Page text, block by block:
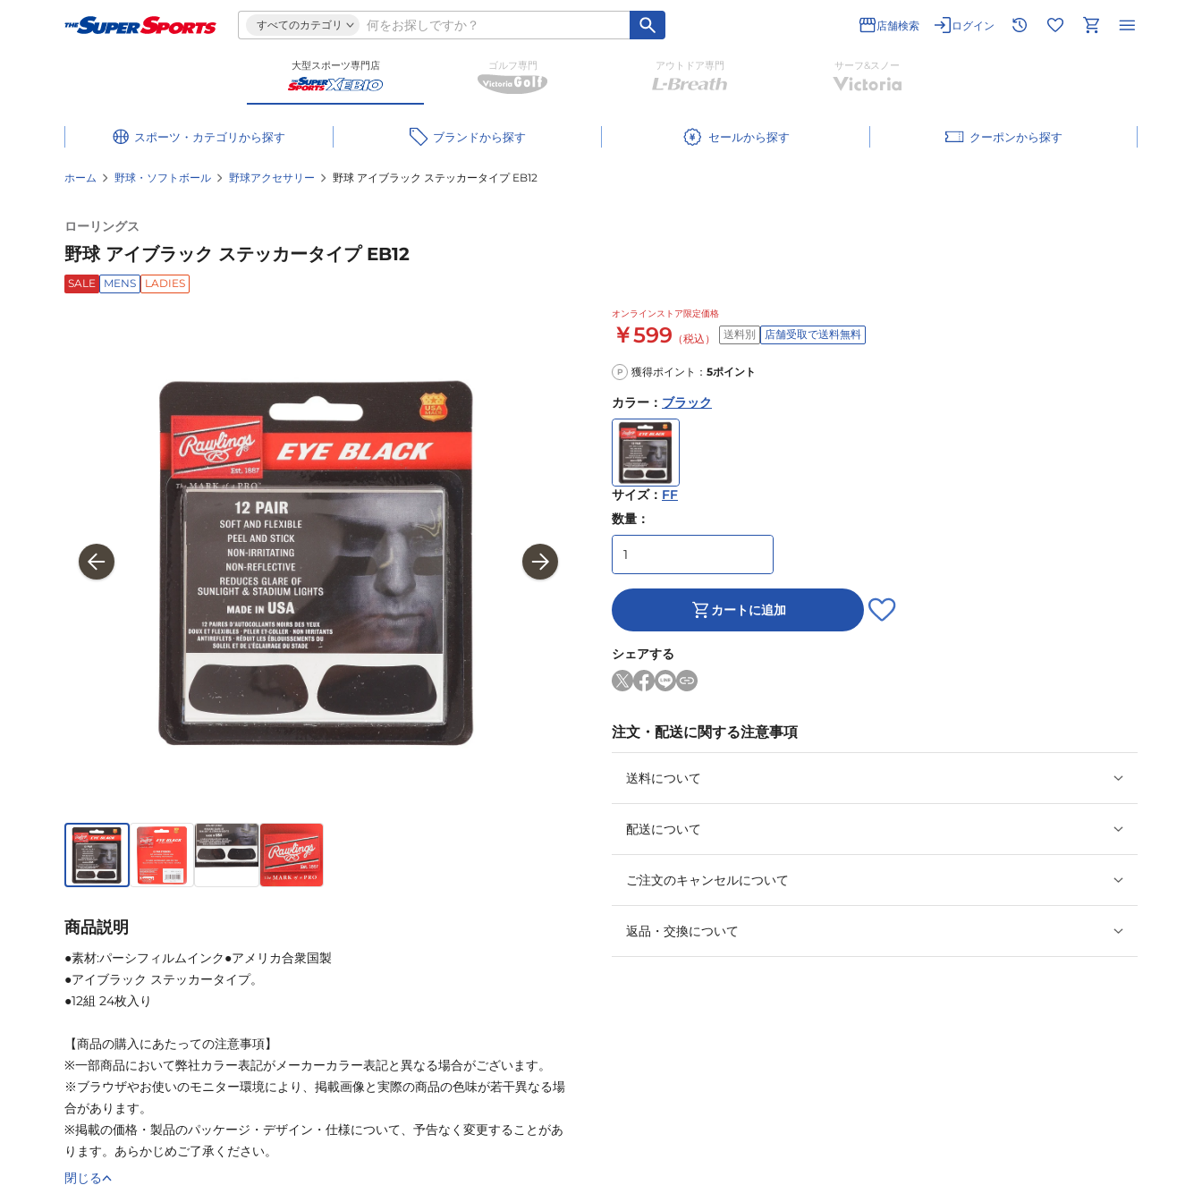
すべてのカテゴリ 店舗検索 ログイン
大型スポーツ専門店 ゴルフ専門 アウトドア専門 サーフ&スノー
スポーツ・カテゴリ ブランド セール クーポン
ホーム 野球・ソフトボール 野球アクセサリー 野球 アイブラック ステッカータイプ EB12
ローリングス
野球 アイブラック ステッカータイプ EB12
SALE MENS LADIES
オンラインストア限定価格
￥599 （税込） 送料別 店舗受取で送料無料
P 獲得ポイント： 5ポイント
カラー ： ブラック
サイズ： FF
数量：
カートに追加
シェアする
注文・配送に関する注意事項
送料について
配送について
ご注文のキャンセルについて
返品・交換について
商品説明
●素材:パーシフィルムインク●アメリカ合衆国製
●アイブラック ステッカータイプ。
●12組 24枚入り
【商品の購入にあたっての注意事項】
※一部商品において弊社カラー表記がメーカーカラー表記と異なる場合がございます。
※ブラウザやお使いのモニター環境により、掲載画像と実際の商品の色味が若干異なる場
合があります。
※掲載の価格・製品のパッケージ・デザイン・仕様について、予告なく変更することがあ
ります。あらかじめご了承ください。
閉じる